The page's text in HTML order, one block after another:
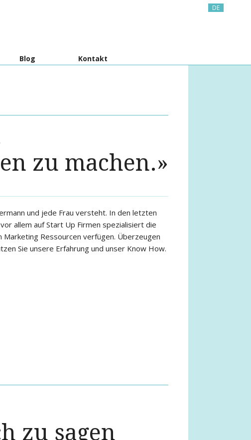
Blog Kontakt
DE
zu machen.»
Sie unsere Erfahrung und unser Know How.
zu sagen